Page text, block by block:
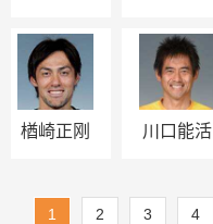
楢崎正刚 川口能活
1 2 3 4